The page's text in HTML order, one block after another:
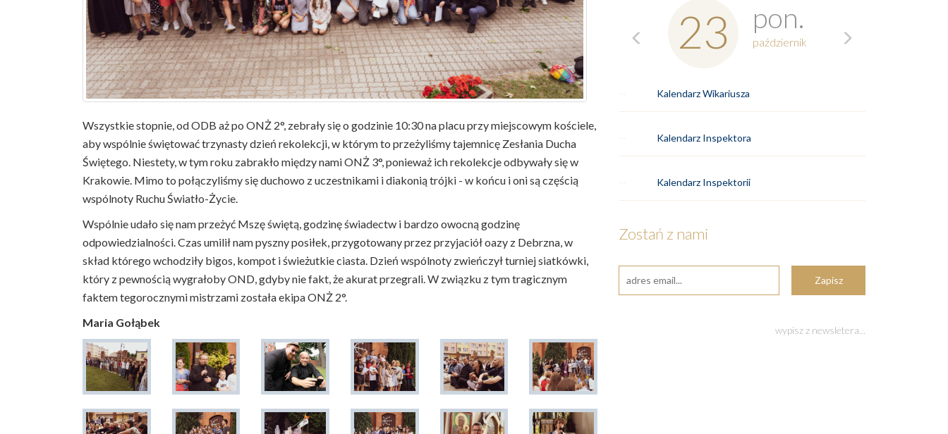
Wszystkie stopnie, od ODB aż po ONŻ 2°, zebrały się o godzinie 10:30 na placu przy miejscowym kościele,
aby wspólnie świętować trzynasty dzień rekolekcji, w którym to przeżyliśmy tajemnicę Zesłania Ducha
Świętego. Niestety, w tym roku zabrakło między nami ONŻ 3°, ponieważ ich rekolekcje odbywały się w
Krakowie. Mimo to połączyliśmy się duchowo z uczestnikami i diakonią trójki - w końcu i oni są częścią
wspólnoty Ruchu Światło-Życie.
Wspólnie udało się nam przeżyć Mszę świętą, godzinę świadectw i bardzo owocną godzinę
odpowiedzialności. Czas umilił nam pyszny posiłek, przygotowany przez przyjaciół oazy z Debrzna, w
skład którego wchodziły bigos, kompot i świeżutkie ciasta. Dzień wspólnoty zwieńczył turniej siatkówki,
który z pewnością wygrałoby OND, gdyby nie fakt, że akurat przegrali. W związku z tym tragicznym
faktem tegorocznymi mistrzami została ekipa ONŻ 2°.
Maria Gołąbek
23 pon.
październik
Kalendarz Wikariusza
Kalendarz Inspektora
Kalendarz Inspektorii
Zostań z nami
wypisz z newsletera...